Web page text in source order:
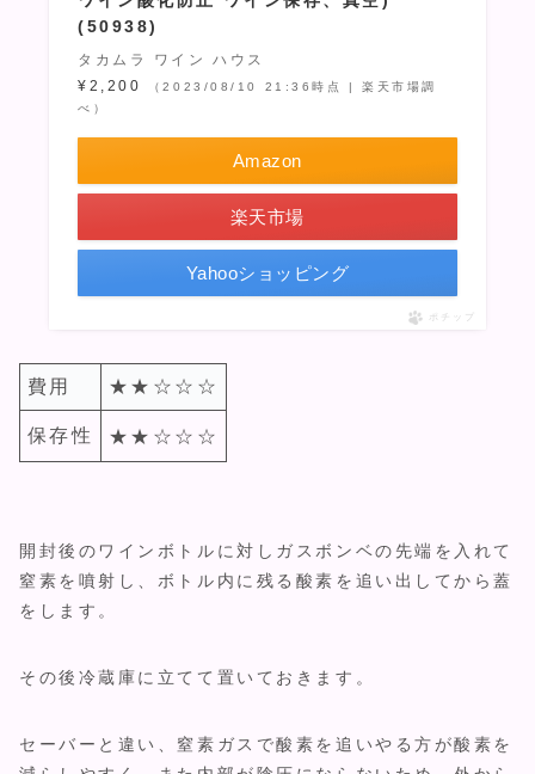
(50938)
タカムラ ワイン ハウス
¥2,200
（2023/08/10 21:36時点 | 楽天市場調
べ）
Amazon
楽天市場
Yahooショッピング
ポチップ
費用 ★★☆☆☆
保存性 ★★☆☆☆
開封後のワインボトルに対しガスボンベの先端を入れて
窒素を噴射し、ボトル内に残る酸素を追い出してから蓋
をします。
その後冷蔵庫に立てて置いておきます。
セーバーと違い、窒素ガスで酸素を追いやる方が酸素を